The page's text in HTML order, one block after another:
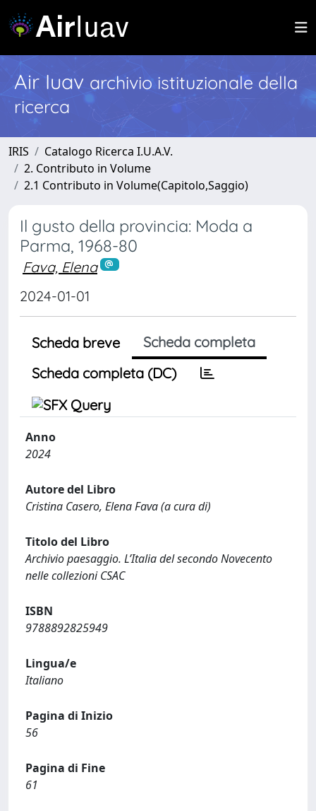
Air Iuav archivio istituzionale della
ricerca
IRIS
Catalogo Ricerca I.U.A.V.
2. Contributo in Volume
2.1 Contributo in Volume(Capitolo,Saggio)
Il gusto della provincia: Moda a
Parma, 1968-80
Fava, Elena
2024-01-01
Scheda breve
Scheda completa
Scheda completa (DC)
Anno
2024
Autore del Libro
Cristina Casero, Elena Fava (a cura di)
Titolo del Libro
Archivio paesaggio. L’Italia del secondo Novecento
nelle collezioni CSAC
ISBN
9788892825949
Lingua/e
Italiano
Pagina di Inizio
56
Pagina di Fine
61